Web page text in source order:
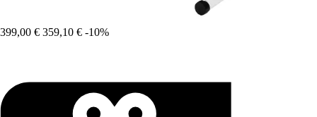
399,00 € 359,10 € -10%